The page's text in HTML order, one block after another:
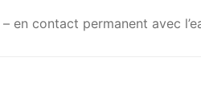
– en contact permanent avec